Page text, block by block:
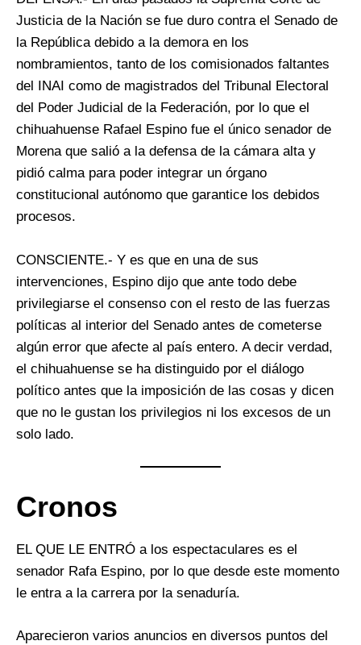
Justicia de la Nación se fue duro contra el Senado de
la República debido a la demora en los
nombramientos, tanto de los comisionados faltantes
del INAI como de magistrados del Tribunal Electoral
del Poder Judicial de la Federación, por lo que el
chihuahuense Rafael Espino fue el único senador de
Morena que salió a la defensa de la cámara alta y
pidió calma para poder integrar un órgano
constitucional autónomo que garantice los debidos
procesos.
CONSCIENTE.- Y es que en una de sus
intervenciones, Espino dijo que ante todo debe
privilegiarse el consenso con el resto de las fuerzas
políticas al interior del Senado antes de cometerse
algún error que afecte al país entero. A decir verdad,
el chihuahuense se ha distinguido por el diálogo
político antes que la imposición de las cosas y dicen
que no le gustan los privilegios ni los excesos de un
solo lado.
Cronos
EL QUE LE ENTRÓ a los espectaculares es el
senador Rafa Espino, por lo que desde este momento
le entra a la carrera por la senaduría.
Aparecieron varios anuncios en diversos puntos del